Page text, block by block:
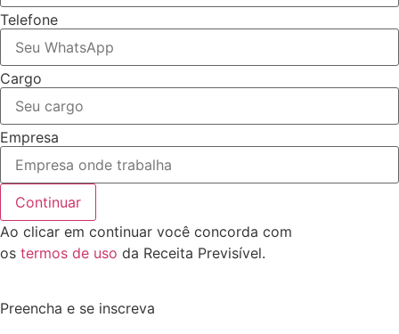
Telefone
Cargo
Empresa
Continuar
Ao clicar em continuar você concorda com
os termos de uso da Receita Previsível.
Preencha e se inscreva